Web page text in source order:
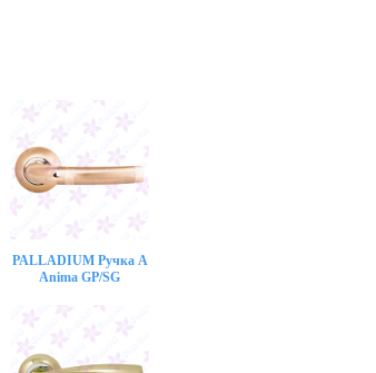
PALLADIUM Ручка A
Anima GP/SG